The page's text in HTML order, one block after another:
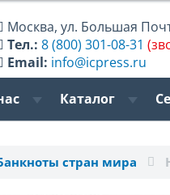
Москва,ул. Большая
Тел.: 8 (800) 301-08-31
Email: info@icpress.ru
Каталог
стран мира